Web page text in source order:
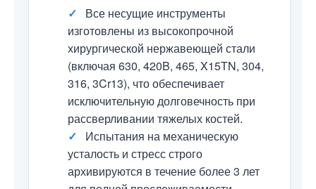
✓
Все несущие инструменты
изготовлены из высокопрочной
хирургической нержавеющей стали
(включая 630, 420B, 465, X15TN, 304,
316, 3Cr13), что обеспечивает
исключительную долговечность при
рассверливании тяжелых костей.
✓
Испытания на механическую
усталость и стресс строго
архивируются в течение более 3 лет